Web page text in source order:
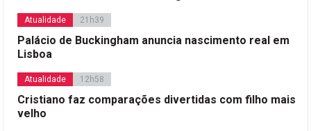
Atualidade 21h39
Palácio de Buckingham anuncia nascimento real em
Lisboa
Atualidade 12h58
Cristiano faz comparações divertidas com filho mais
velho